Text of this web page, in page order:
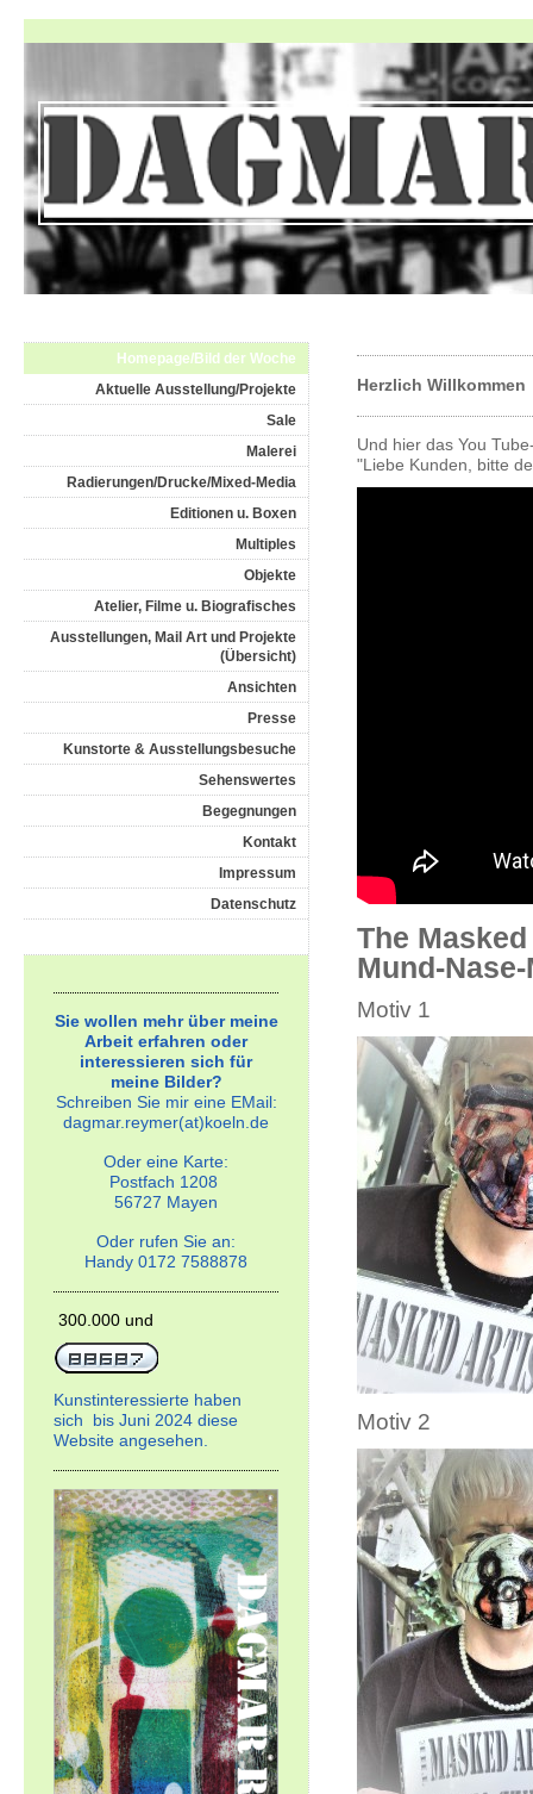
Herzlich Willkommen
Und hier das You
"Liebe Kunden, bitte
The
Mund-
Motiv 1
Motiv 2
Homepage/Bild der Woche
Aktuelle Ausstellung/Projekte
Sale
Malerei
Radierungen/Drucke/Mixed-Media
Editionen u. Boxen
Multiples
Objekte
Atelier, Filme u. Biografisches
Ausstellungen, Mail Art und Projekte
(Übersicht)
Ansichten
Presse
Kunstorte & Ausstellungsbesuche
Sehenswertes
Begegnungen
Kontakt
Impressum
Datenschutz
Sie wollen mehr über meine
Arbeit erfahren oder
interessieren sich für
meine Bilder?
Schreiben Sie mir eine EMail:
dagmar.reymer(at)koeln.de
Oder eine Karte:
Postfach 1208
56727 Mayen
Oder rufen Sie an:
Handy 0172 7588878
300.000 und
Kunstinteressierte haben
sich bis Juni 2024 diese
Website angesehen.